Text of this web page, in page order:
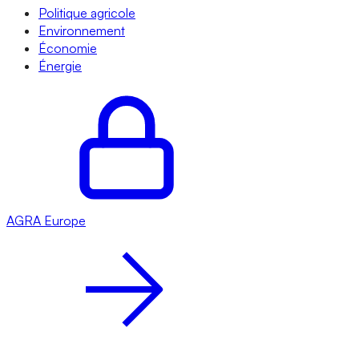
Politique agricole
Environnement
Économie
Énergie
AGRA Europe